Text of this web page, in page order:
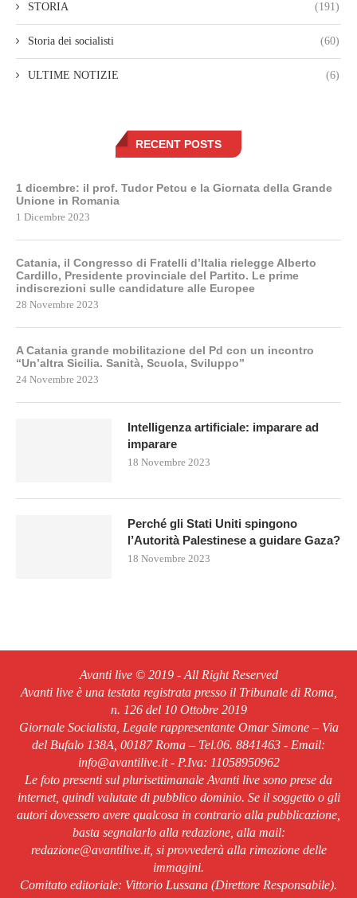
STORIA (191)
Storia dei socialisti (60)
ULTIME NOTIZIE (6)
RECENT POSTS
1 dicembre: il prof. Tudor Petcu e la Giornata della Grande
Unione in Romania
1 Dicembre 2023
Catania, il Congresso di Fratelli d’Italia rielegge Alberto
Cardillo, Presidente provinciale del Partito. Le prime
indiscrezioni sulle candidature alle Europee
28 Novembre 2023
A Catania grande mobilitazione del Pd con un incontro
“Un’altra Sicilia. Sanità, Scuola, Sviluppo”
24 Novembre 2023
Intelligenza artificiale: imparare ad
imparare
18 Novembre 2023
Perché gli Stati Uniti spingono
l’Autorità Palestinese a guidare Gaza?
18 Novembre 2023
Avanti live © 2019 - All Right Reserved
Avanti live è una testata registrata presso il Tribunale di Roma,
n. 126 del 10 Ottobre 2019
Giornale Socialista, Legale rappresentante Omar Simone – Via
del Bufalo 138A, 00187 Roma – Tel.06. 8841463 - Email:
info@avantilive.it - P.Iva: 11058950962
Le foto presenti sul plurisettimanale Avanti live sono prese da
internet, quindi valutate di pubblico dominio. Se il soggetto o gli
autori dovessero avere qualcosa in contrario alla pubblicazione,
basta segnalarlo alla redazione, alla mail:
redazione@avantilive.it, si provvederà alla rimozione delle
immagini.
Comitato editoriale: Vittorio Lussana (Direttore Responsabile).